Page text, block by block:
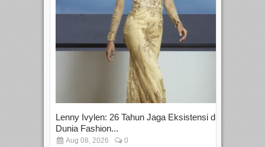
Lenny Ivylen: 26 Tahun Jaga Eksistensi di
Dunia Fashion...
Aug 08, 2026 0